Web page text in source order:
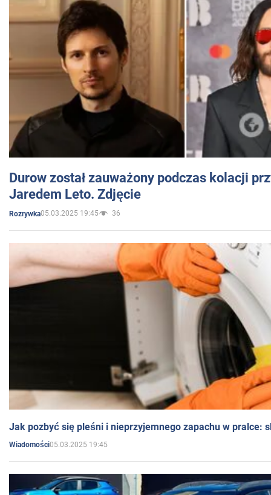
Durow został zauważony podczas kolacji
Jaredem Leto. Zdjęcie
Rozrywka05.03.2025 19:45 36
Jak pozbyć się pleśni i nieprzyjemnego zapachu w pralce:
Wiadomości05.03.2025 19:45